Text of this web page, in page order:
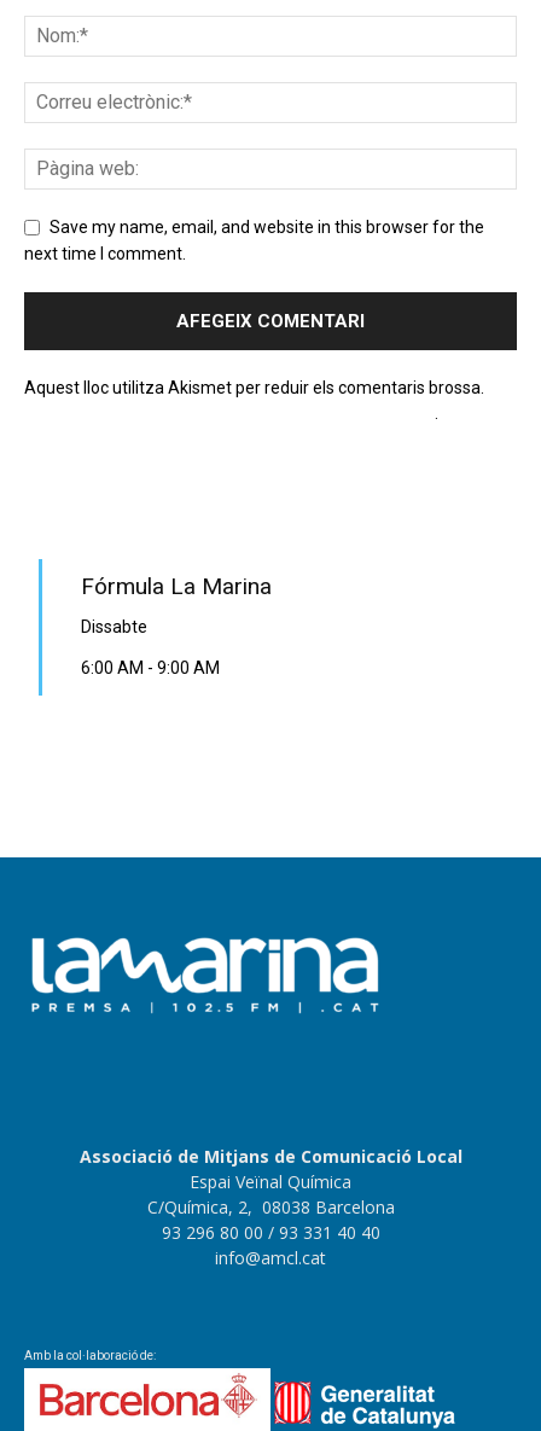
Save my name, email, and website in this browser for the
next time I comment.
Aquest lloc utilitza Akismet per reduir els comentaris brossa.
Fórmula La Marina
Dissabte
6:00 AM - 9:00 AM
Associació de Mitjans de Comunicació Local
Espai Veïnal Química
C/Química, 2, 08038 Barcelona
93 296 80 00 / 93 331 40 40
info@amcl.cat
Amb la col·laboració de: